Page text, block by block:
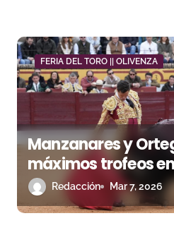
FERIA DEL TORO || OLIVENZA
Manzanares y
máximos trofeos
desigual en
Redacción Mar 7, 2026